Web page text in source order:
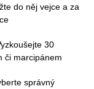
do něj vejce a za
30
či marcipánem
správný